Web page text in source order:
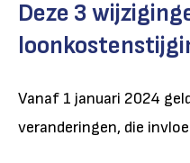
Deze 3
Vanaf 1 januari 2024
veranderingen, die